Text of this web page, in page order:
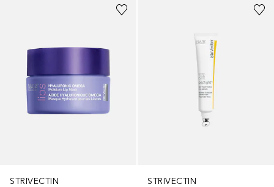
STRIVECTIN
STRIVECTIN